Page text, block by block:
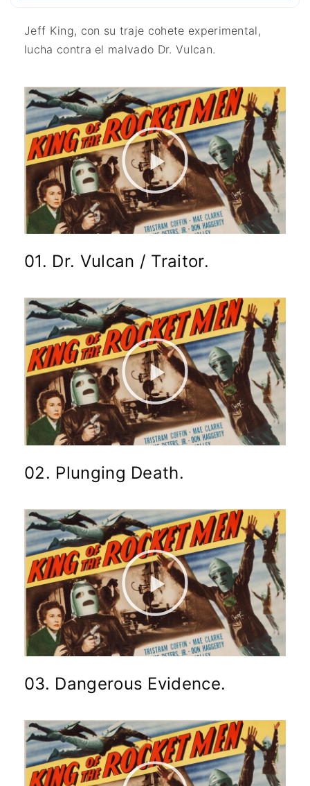
Jeff King, con su traje cohete experimental,
lucha contra el malvado Dr. Vulcan.
01. Dr. Vulcan / Traitor.
02. Plunging Death.
03. Dangerous Evidence.